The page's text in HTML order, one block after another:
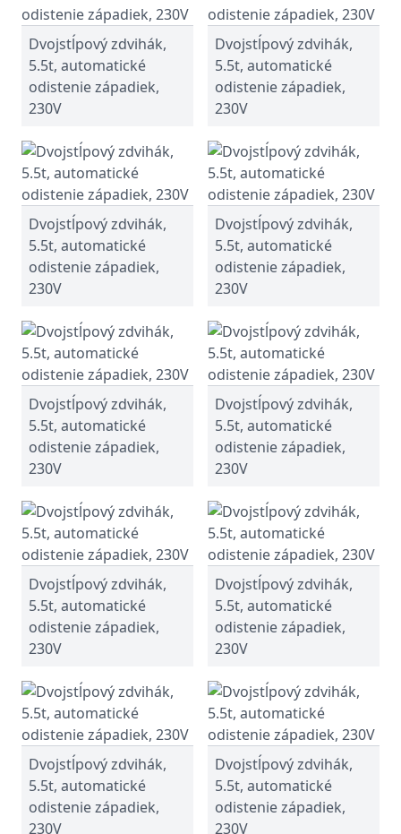
Dvojstĺpový zdvihák,
5.5t, automatické
odistenie západiek,
230V
Dvojstĺpový zdvihák,
5.5t, automatické
odistenie západiek,
230V
Dvojstĺpový zdvihák,
5.5t, automatické
odistenie západiek,
230V
Dvojstĺpový zdvihák,
5.5t, automatické
odistenie západiek,
230V
Dvojstĺpový zdvihák,
5.5t, automatické
odistenie západiek,
230V
Dvojstĺpový zdvihák,
5.5t, automatické
odistenie západiek,
230V
Dvojstĺpový zdvihák,
5.5t, automatické
odistenie západiek,
230V
Dvojstĺpový zdvihák,
5.5t, automatické
odistenie západiek,
230V
Dvojstĺpový zdvihák,
5.5t, automatické
odistenie západiek,
230V
Dvojstĺpový zdvihák,
5.5t, automatické
odistenie západiek,
230V